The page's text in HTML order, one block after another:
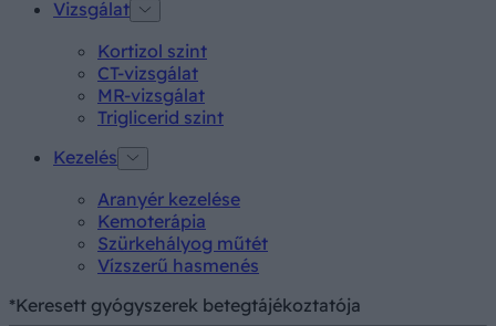
Vizsgálat
Kortizol szint
CT-vizsgálat
MR-vizsgálat
Triglicerid szint
Kezelés
Aranyér kezelése
Kemoterápia
Szürkehályog műtét
Vízszerű hasmenés
*Keresett gyógyszerek betegtájékoztatója